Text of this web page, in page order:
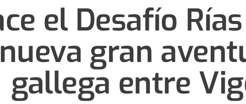
el Desafío
nueva gran
gallega entre